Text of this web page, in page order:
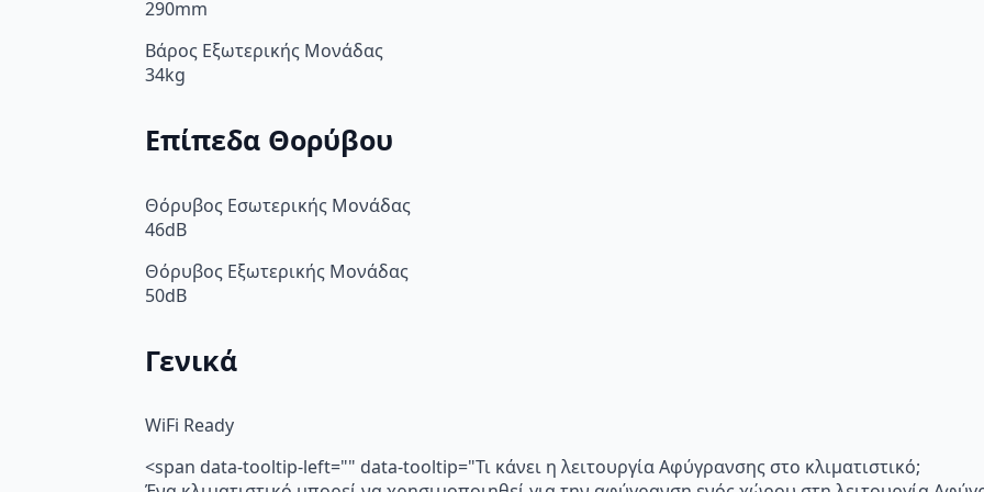
290mm
Βάρος Εξωτερικής Μονάδας
34kg
Επίπεδα Θορύβου
Θόρυβος Εσωτερικής Μονάδας
46dB
Θόρυβος Εξωτερικής Μονάδας
50dB
Γενικά
WiFi Ready
<span data-tooltip-left="" data-tooltip="Τι κάνει η λειτουργία Αφύγρανσης στο κλιματιστικό;